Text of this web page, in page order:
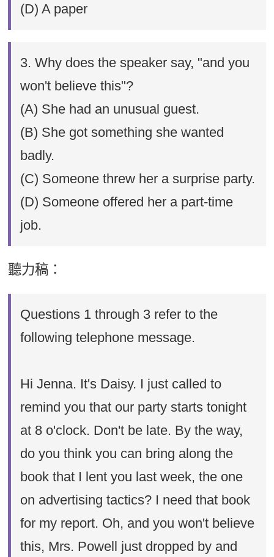
(D) A paper
3. Why does the speaker say, "and you
won't believe this"?
(A) She had an unusual guest.
(B) She got something she wanted
badly.
(C) Someone threw her a surprise party.
(D) Someone offered her a part-time
job.
聽力稿：
Questions 1 through 3 refer to the
following telephone message.
Hi Jenna. It's Daisy. I just called to
remind you that our party starts tonight
at 8 o'clock. Don't be late. By the way,
do you think you can bring along the
book that I lent you last week, the one
on advertising tactics? I need that book
for my report. Oh, and you won't believe
this, Mrs. Powell just dropped by and